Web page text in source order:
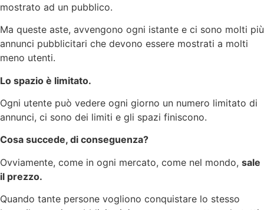
mostrato ad un pubblico.
Ma queste aste, avvengono ogni istante e ci sono molti più
annunci pubblicitari che devono essere mostrati a molti
meno utenti.
Lo spazio è limitato.
Ogni utente può vedere ogni giorno un numero limitato di
annunci, ci sono dei limiti e gli spazi finiscono.
Cosa succede, di conseguenza?
Ovviamente, come in ogni mercato, come nel mondo, sale
il prezzo.
Quando tante persone vogliono conquistare lo stesso